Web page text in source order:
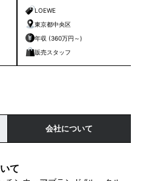
／シニアクライアントアドバイ
ザー募集
LOEWE
東京都中央区
年収 (360万円～)
販売スタッフ
会社について
て